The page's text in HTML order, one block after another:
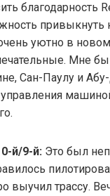
благодарность
уютно в
Мне бы
Сан-Паулу и
й/9-й: Это был
выучил трассу.